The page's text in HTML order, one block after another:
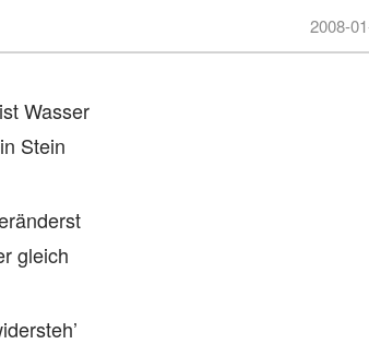
2008-
Wasser
Stein
gleich